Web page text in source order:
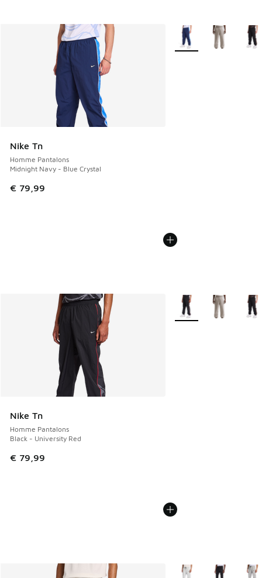
Nike Tn
Homme Pantalons
Midnight Navy - Blue Crystal
€ 79,99
Plus de couleurs
Nike Tn
Homme Pantalons
Black - University Red
€ 79,99
Plus de couleurs
Plus de couleurs